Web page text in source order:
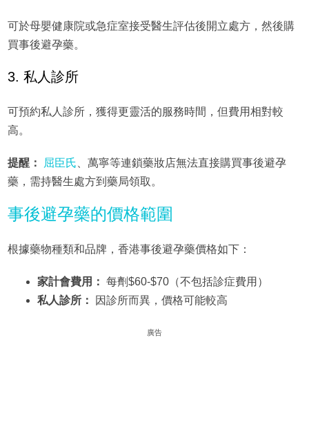
可於母嬰健康院或急症室接受醫生評估後開立處方，然後購
買事後避孕藥。
3. 私人診所
可預約私人診所，獲得更靈活的服務時間，但費用相對較
高。
提醒： 屈臣氏 、萬寧等連鎖藥妝店無法直接購買事後避孕
藥，需持醫生處方到藥局領取。
事後避孕藥的價格範圍
根據藥物種類和品牌，香港事後避孕藥價格如下：
家計會費用： 每劑$60-$70（不包括診症費用）
私人診所：
因診所而異，價格可能較高
廣告